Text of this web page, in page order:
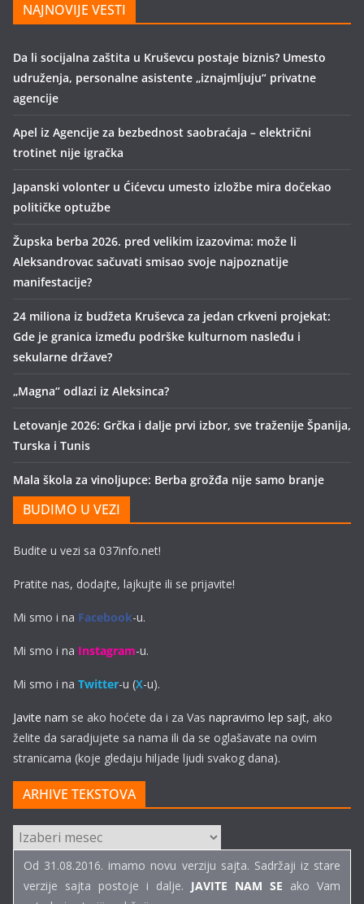
NAJNOVIJE VESTI
Da li socijalna zaštita u Kruševcu postaje biznis? Umesto
udruženja, personalne asistente „iznajmljuju“ privatne
agencije
Apel iz Agencije za bezbednost saobraćaja – električni
trotinet nije igračka
Japanski volonter u Ćićevcu umesto izložbe mira dočekao
političke optužbe
Župska berba 2026. pred velikim izazovima: može li
Aleksandrovac sačuvati smisao svoje najpoznatije
manifestacije?
24 miliona iz budžeta Kruševca za jedan crkveni projekat:
Gde je granica između podrške kulturnom nasleđu i
sekularne države?
„Magna“ odlazi iz Aleksinca?
Letovanje 2026: Grčka i dalje prvi izbor, sve traženije Španija,
Turska i Tunis
Mala škola za vinoljupce: Berba grožđa nije samo branje
BUDIMO U VEZI
Budite u vezi sa 037info.net!
Pratite nas, dodajte, lajkujte ili se prijavite!
Mi smo i na Facebook-u.
Mi smo i na Instagram-u.
Mi smo i na Twitter-u (X-u).
Javite nam se ako hoćete da i za Vas napravimo lep sajt, ako
želite da saradjujete sa nama ili da se oglašavate na ovim
stranicama (koje gledaju hiljade ljudi svakog dana).
ARHIVE TEKSTOVA
ARHIVE
TEKSTOVA
Od 31.08.2016. imamo novu verziju sajta. Sadržaji iz stare
verzije sajta postoje i dalje. JAVITE NAM SE ako Vam